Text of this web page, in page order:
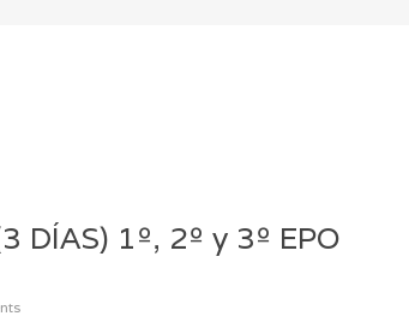
DÍAS) 1º, 2º y 3º EPO